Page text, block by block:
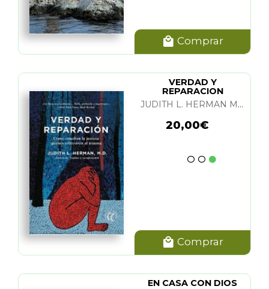
Comprar
VERDAD Y
REPARACION
JUDITH L. HERMAN M. D.
20,00€
Comprar
EN CASA CON DIOS